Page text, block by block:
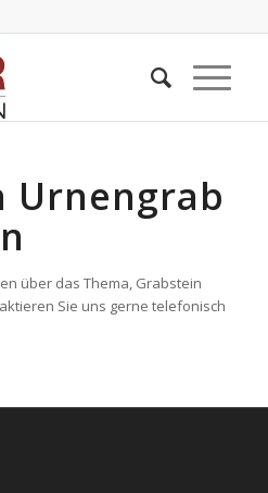
Urnengrab
über das Thema, Grabstein
Sie uns gerne telefonisch